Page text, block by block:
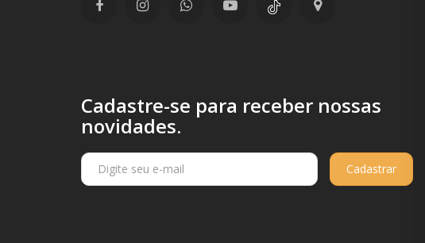
Cadastre-se para receber nossas
novidades.
Cadastrar